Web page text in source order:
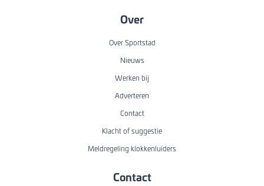
Over
Over Sportstad
Nieuws
Werken bij
Adverteren
Contact
Klacht of suggestie
Meldregeling klokkenluiders
Contact